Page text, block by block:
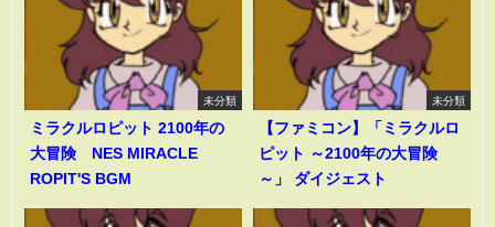
未分類
ミラクルロピット 2100年の
大冒険 NES MIRACLE
ROPIT'S BGM
未分類
【ファミコン】「ミラクルロ
ピット ～2100年の大冒険
～」 ダイジェスト